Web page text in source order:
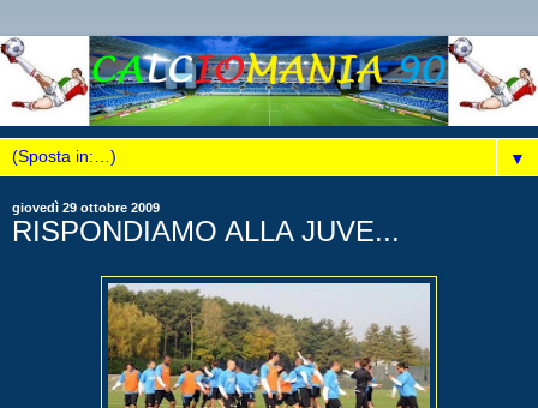
▼
giovedì 29 ottobre 2009
RISPONDIAMO ALLA JUVE...